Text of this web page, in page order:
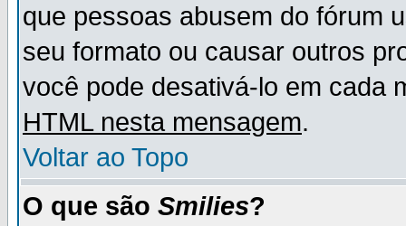
que pessoas abusem do fórum
seu formato ou causar outros
você pode desativá-lo em cada
HTML nesta mensagem.
Voltar ao Topo
O que são Smilies?